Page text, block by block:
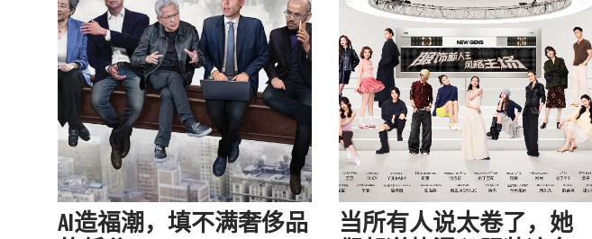
AI造福潮，填不满奢侈品
当所有人说太卷了，她